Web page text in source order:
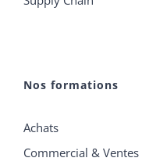
Nos formations
Achats
Commercial & Ventes